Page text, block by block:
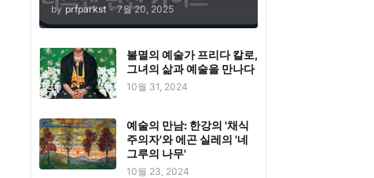
by prfparkst - 7월 20, 2025
불멸의 예술가 프리다 칼로,
그녀의 삶과 예술을 만나다
10월 31, 2024
예술의 만남: 한강의 '채식
주의자'와 에곤 실레의 '네
그루의 나무'
10월 23, 2024